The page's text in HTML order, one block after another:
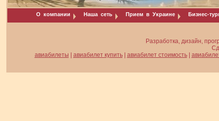
О компании Наша сеть Прием в Украине Бизнес-
Разработка, дизайн,
авиабилеты
авиабилет купить| авиабилет стоимость|